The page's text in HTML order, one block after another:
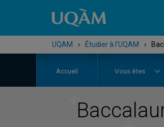
UQAM › Étudier à l'UQAM ›
Accueil Vous êtes